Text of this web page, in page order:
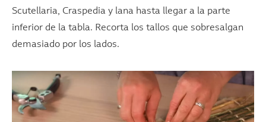
Scutellaria, Craspedia y lana hasta llegar a la parte
inferior de la tabla. Recorta los tallos que sobresalgan
demasiado por los lados.